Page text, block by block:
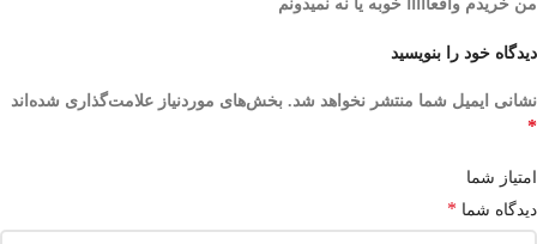
من خریدم واقعااااا خوبه یا نه نمیدونم
دیدگاه خود را بنویسید
نشانی ایمیل شما منتشر نخواهد شد. بخش‌های موردنیاز علامت‌گذاری شده‌اند
*
امتیاز شما
دیدگاه شما *